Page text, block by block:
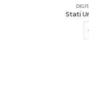
Stati